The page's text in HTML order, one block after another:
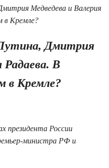
Дмитрия
Радаева. В
в Кремле?
президента России
министра РФ и